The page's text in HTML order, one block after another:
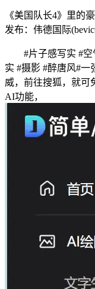
《美国队长4》里的
发布：伟德国际
#片子感写实 #空
实 #摄影 #醉唐风#
威，前往搜狐，就可
AI功能，